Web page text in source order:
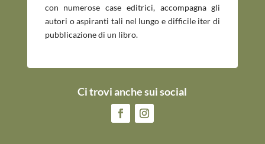
con numerose case editrici, accompagna gli
autori o aspiranti tali nel lungo e difficile iter di
pubblicazione di un libro.
Ci trovi anche sui social